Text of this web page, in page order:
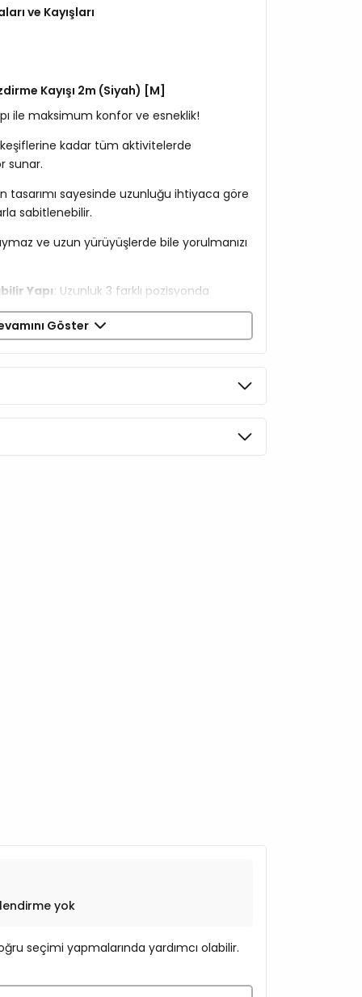
ve Kayışları
Kayışı 2m (Siyah) [M]
ile maksimum konfor ve esneklik!
kadar tüm aktivitelerde
sunar.
tasarımı sayesinde uzunluğu ihtiyaca göre
sabitlenebilir.
ve uzun yürüyüşlerde bile yorulmanızı
Yapı: Uzunluk 3 farklı pozisyonda
Dayanıklı metal halkalarla sabitleme
Tasmanın üzerinde entegre olarak yer alır,
Göster
yok
seçimi yapmalarında yardımcı olabilir.